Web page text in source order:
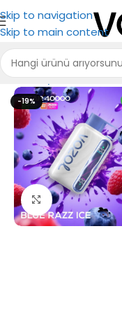
Skip to navigation
Skip to main content
Ana Sayfa Vozol
-19%
Büyütmek